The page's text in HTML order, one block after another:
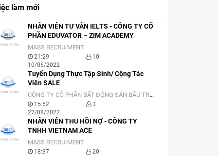
làm mới
NHÂN VIÊN TƯ VẤN IELTS - CÔNG TY CỔ
PHẦN EDUVATOR – ZIM ACADEMY
MASS RECRUIMENT
21:29
10/06/2022
10
Tuyển Dụng Thực Tập Sinh/ Cộng Tác
Viên SALE
CÔNG TY CỔ PHẦN BẤT ĐỘNG SẢN BẦU TRỜI SÀI GÒN
15:52
27/08/2022
3
NHÂN VIÊN THU HỒI NỢ - CÔNG TY
TNHH VIETNAM ACE
MASS RECRUIMENT
18:37
20